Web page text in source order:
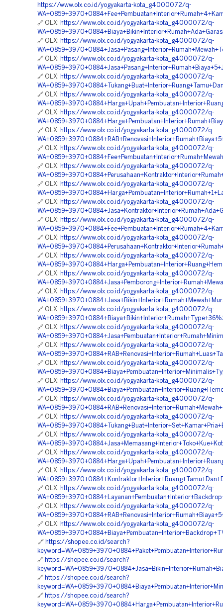
https://www.olx.co.id/yogyakarta-kota_g4000072/q-
🔗 OLX: https://www.olx.co.id/yogyakarta-kota_g4000072/q-
🔗 OLX: https://www.olx.co.id/yogyakarta-kota_g4000072/q-
🔗 OLX: https://www.olx.co.id/yogyakarta-kota_g4000072/q-
🔗 OLX: https://www.olx.co.id/yogyakarta-kota_g4000072/q-
🔗 OLX: https://www.olx.co.id/yogyakarta-kota_g4000072/q-
🔗 OLX: https://www.olx.co.id/yogyakarta-kota_g4000072/q-
🔗 OLX: https://www.olx.co.id/yogyakarta-kota_g4000072/q-
🔗 OLX: https://www.olx.co.id/yogyakarta-kota_g4000072/q-
🔗 OLX: https://www.olx.co.id/yogyakarta-kota_g4000072/q-
🔗 OLX: https://www.olx.co.id/yogyakarta-kota_g4000072/q-
🔗 OLX: https://www.olx.co.id/yogyakarta-kota_g4000072/q-
🔗 OLX: https://www.olx.co.id/yogyakarta-kota_g4000072/q-
🔗 OLX: https://www.olx.co.id/yogyakarta-kota_g4000072/q-
🔗 OLX: https://www.olx.co.id/yogyakarta-kota_g4000072/q-
🔗 OLX: https://www.olx.co.id/yogyakarta-kota_g4000072/q-
🔗 OLX: https://www.olx.co.id/yogyakarta-kota_g4000072/q-
🔗 OLX: https://www.olx.co.id/yogyakarta-kota_g4000072/q-
🔗 OLX: https://www.olx.co.id/yogyakarta-kota_g4000072/q-
🔗 OLX: https://www.olx.co.id/yogyakarta-kota_g4000072/q-
🔗 OLX: https://www.olx.co.id/yogyakarta-kota_g4000072/q-
🔗 OLX: https://www.olx.co.id/yogyakarta-kota_g4000072/q-
🔗 OLX: https://www.olx.co.id/yogyakarta-kota_g4000072/q-
🔗 OLX: https://www.olx.co.id/yogyakarta-kota_g4000072/q-
🔗 OLX: https://www.olx.co.id/yogyakarta-kota_g4000072/q-
🔗 OLX: https://www.olx.co.id/yogyakarta-kota_g4000072/q-
🔗 OLX: https://www.olx.co.id/yogyakarta-kota_g4000072/q-
🔗 OLX: https://www.olx.co.id/yogyakarta-kota_g4000072/q-
🔗 OLX: https://www.olx.co.id/yogyakarta-kota_g4000072/q-
🔗 OLX: https://www.olx.co.id/yogyakarta-kota_g4000072/q-
🔗 https://shopee.co.id/search?
🔗 https://shopee.co.id/search?
🔗 https://shopee.co.id/search?
🔗 https://shopee.co.id/search?